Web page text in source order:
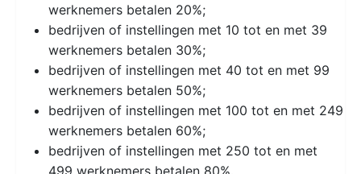
werknemers betalen 20%;
bedrijven of instellingen met 10 tot en met 39
werknemers betalen 30%;
bedrijven of instellingen met 40 tot en met 99
werknemers betalen 50%;
bedrijven of instellingen met 100 tot en met 249
werknemers betalen 60%;
bedrijven of instellingen met 250 tot en met
499 werknemers betalen 80%.